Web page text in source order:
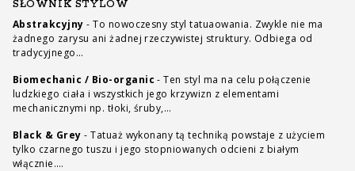
SŁOWNIK STYLÓW
Abstrakcyjny - To nowoczesny styl tatuaowania. Zwykle nie ma
żadnego zarysu ani żadnej rzeczywistej struktury. Odbiega od
tradycyjnego…
Biomechanic / Bio-organic - Ten styl ma na celu połączenie
ludzkiego ciała i wszystkich jego krzywizn z elementami
mechanicznymi np. tłoki, śruby,…
Black & Grey - Tatuaż wykonany tą techniką powstaje z użyciem
tylko czarnego tuszu i jego stopniowanych odcieni z białym
włącznie.…